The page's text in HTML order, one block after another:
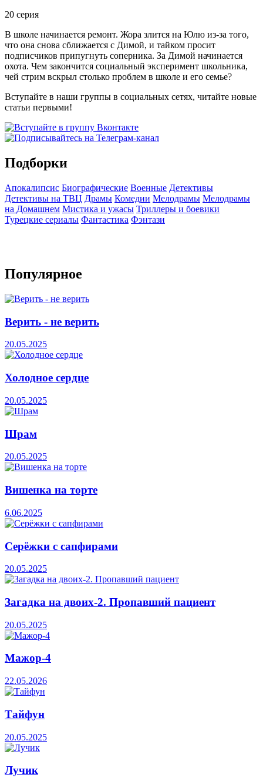
20 серия
В школе начинается ремонт. Жора злится на Юлю из-за того,
что она снова сближается с Димой, и тайком просит
подписчиков припугнуть соперника. За Димой начинается
охота. Чем закончится социальный эксперимент школьника,
чей стрим вскрыл столько проблем в школе и его семье?
Вступайте в наши группы в социальных сетях, читайте новые
статьи первыми!
Подборки
Апокалипсис Биографические Военные Детективы
Детективы на ТВЦ Драмы Комедии Мелодрамы Мелодрамы
на Домашнем Мистика и ужасы Триллеры и боевики
Турецкие сериалы Фантастика Фэнтази
Популярное
Верить - не верить
20.05.2025
Холодное сердце
20.05.2025
Шрам
20.05.2025
Вишенка на торте
6.06.2025
Серёжки с сапфирами
20.05.2025
Загадка на двоих-2. Пропавший пациент
20.05.2025
Мажор-4
22.05.2026
Тайфун
20.05.2025
Лучик